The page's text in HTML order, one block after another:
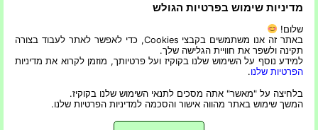
אחסון וארגון ארונות בגדים – איך לנצל מקסימום מקום בארון
הבגדים גלה כיצד לשנות את המלתחה שלך על ידי מיצוי החלל
והארגון בסיפור מעורר השראה זה. למד טיפים וטריקים שיהפכו
את הארון שלך ליותר פונקציונלי ומושך מבחינה ויזואלית. לעוד
מאמרים שיכולים לעניין אתכם: שירות שליחויות – מיהו שליח
אקספרס ולמה המשלוח הזה כל כך מומלץ? […]
מדיניות שימוש בפרטיות הגולש
שלום!
באתר זה אנו משתמשים בקבצי Cookies, כדי לאפשר לאתר לעבוד בצורה
תקינה ולשפר את חוויית הגלישה שלך.
למידע נוסף על השימוש שלנו בקוקיז ועל פרטיותך, מוזמן לקרוא את מדיניות
הפרטיות שלנו.
בלחיצה על "מאשר" אתה מסכים לתנאי השימוש שלנו בקוקיז.
המשך שימוש באתר מהווה אישור והסכמה למדיניות הפרטיות שלנו.